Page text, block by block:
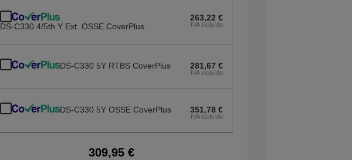
DS-C330 4/5th Y Ext. OSSE CoverPlus
263,22 €
IVA incluído
DS-C330 5Y RTBS CoverPlus 281,67 €
IVA incluído
DS-C330 5Y OSSE CoverPlus 351,78 €
IVA incluído
309,95 €